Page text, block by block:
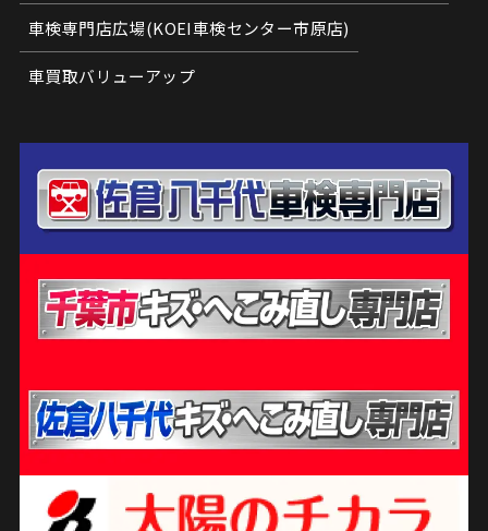
車検専門店広場(KOEI車検センター市原店)
車買取バリューアップ